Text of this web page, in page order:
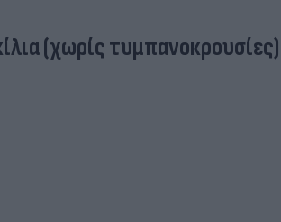
(χωρίς